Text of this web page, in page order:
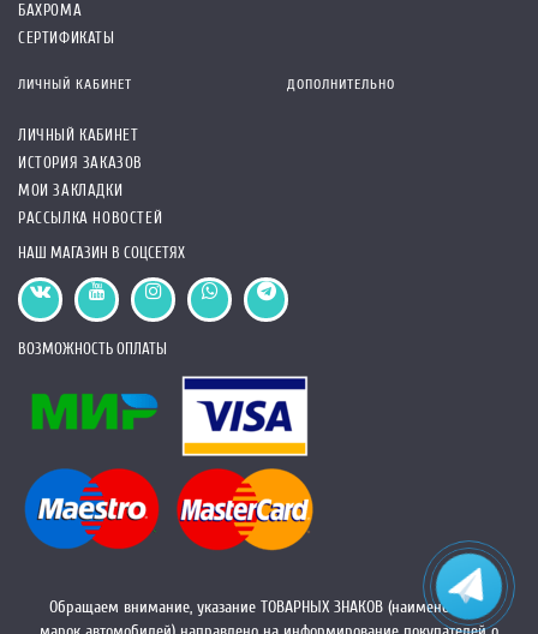
БАХРОМА
СЕРТИФИКАТЫ
ЛИЧНЫЙ КАБИНЕТ
ЛИЧНЫЙ КАБИНЕТ
ИСТОРИЯ ЗАКАЗОВ
МОИ ЗАКЛАДКИ
РАССЫЛКА НОВОСТЕЙ
ДОПОЛНИТЕЛЬНО
НАШ МАГАЗИН В СОЦСЕТЯХ
ВОЗМОЖНОСТЬ ОПЛАТЫ
Обращаем внимание, указание ТОВАРНЫХ ЗНАКОВ (наименований